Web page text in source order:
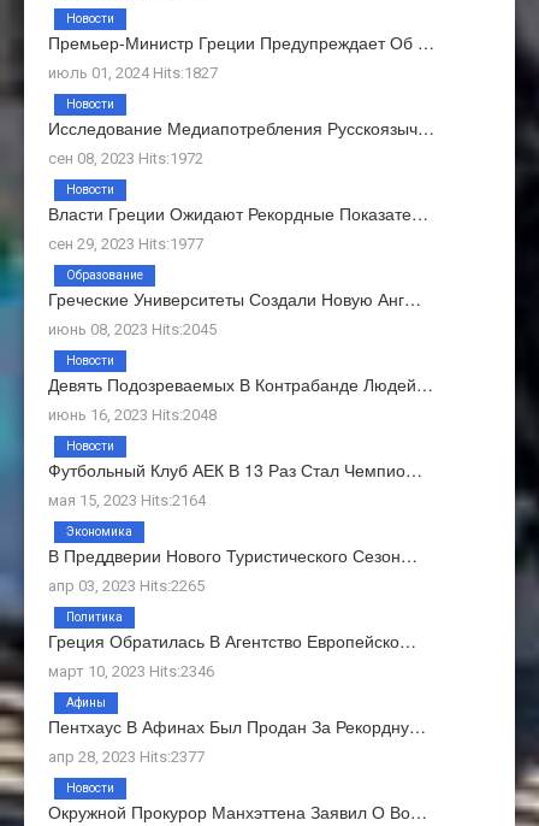
Премьер-Министр Греции Предупреждает Об …
июль 01, 2024 Hits:1827
Новости
Исследование Медиапотребления Русскоязыч…
сен 08, 2023 Hits:1972
Новости
Власти Греции Ожидают Рекордные Показате…
сен 29, 2023 Hits:1977
Новости
Греческие Университеты Создали Новую Анг…
июнь 08, 2023 Hits:2045
Образование
Девять Подозреваемых В Контрабанде Людей…
июнь 16, 2023 Hits:2048
Новости
Футбольный Клуб АЕК В 13 Раз Стал Чемпио…
мая 15, 2023 Hits:2164
Новости
В Преддверии Нового Туристического Сезон…
апр 03, 2023 Hits:2265
Экономика
Греция Обратилась В Агентство Европейско…
март 10, 2023 Hits:2346
Политика
Пентхаус В Афинах Был Продан За Рекордну…
апр 28, 2023 Hits:2377
Афины
Окружной Прокурор Манхэттена Заявил О Во…
Новости